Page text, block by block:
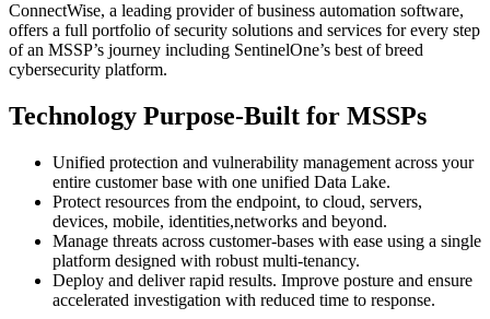
ConnectWise, a leading provider of business automation software,
offers a full portfolio of security solutions and services for every step
of an MSSP’s journey including SentinelOne’s best of breed
cybersecurity platform.
Technology Purpose-Built for MSSPs
Unified protection and vulnerability management across your
entire customer base with one unified Data Lake.
Protect resources from the endpoint, to cloud, servers,
devices, mobile, identities,networks and beyond.
Manage threats across customer-bases with ease using a single
platform designed with robust multi-tenancy.
Deploy and deliver rapid results. Improve posture and ensure
accelerated investigation with reduced time to response.